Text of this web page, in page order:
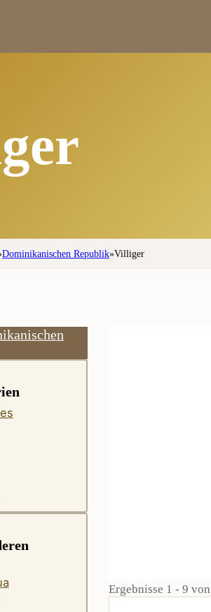
Dominikanischen Republik»Villiger
Ergebnisse 1 - 9